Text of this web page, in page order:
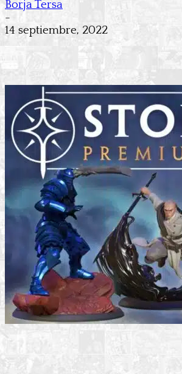
Borja Tersa
-
14 septiembre, 2022